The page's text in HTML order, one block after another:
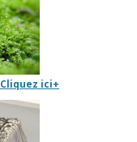
Cliquez ici+